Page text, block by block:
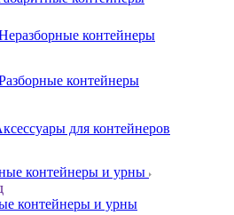
контейнеры
контейнеры
для контейнеров
контейнеры и урны
контейнеры и урны